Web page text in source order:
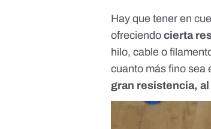
Hay que tener en
ofreciendocierta
hilo, cable o
cuanto más fino sea
gran resistencia,